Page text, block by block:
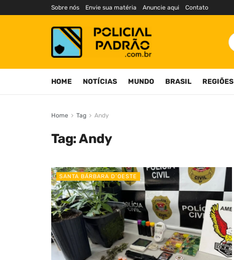
Sobre nós Envie sua matéria Anuncie aqui Contato
HOME NOTÍCIAS MUNDO BRASIL REGIÕES
Home Tag Andy
Tag:Andy
SANTA BÁRBARA D’OESTE